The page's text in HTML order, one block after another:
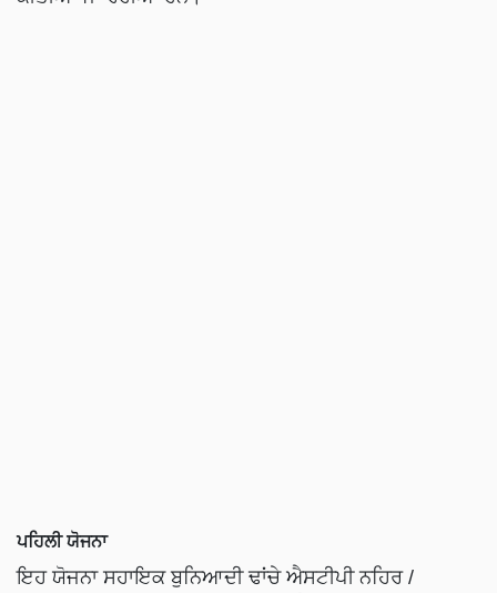
ਪਹਿਲੀ ਯੋਜਨਾ
ਇਹ ਯੋਜਨਾ ਸਹਾਇਕ ਬੁਨਿਆਦੀ ਢਾਂਚੇ ਐਸਟੀਪੀ ਨਹਿਰ /